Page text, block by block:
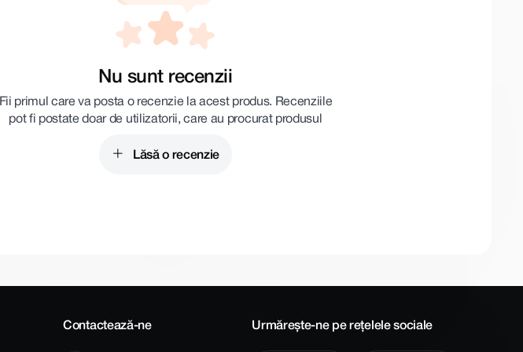
Nu sunt recenzii
Fii primul care va posta o recenzie la acest produs. Recenziile
pot fi postate doar de utilizatorii, care au procurat produsul
Lăsă o recenzie
Contactează-ne Urmărește-ne pe rețelele sociale